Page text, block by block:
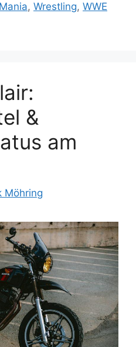
, Wrestling, WWE
&
am
Möhring